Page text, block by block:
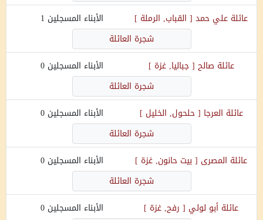
عائلة علي حمد [ القباب, الرملة ] الأبناء المسجلين 1
شجرة العائلة
عائلة صالح [ جباليا, غزة ] الأبناء المسجلين 0
شجرة العائلة
عائلة العرجا [ حلحول, الخليل ] الأبناء المسجلين 0
شجرة العائلة
عائلة المصرى [ بيت حانون, غزة ] الأبناء المسجلين 0
شجرة العائلة
عائلة أبو لولي [ رفح, غزة ] الأبناء المسجلين 0